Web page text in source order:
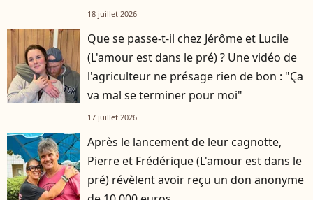
18 juillet 2026
Que se passe-t-il chez Jérôme et Lucile
(L'amour est dans le pré) ? Une vidéo de
l'agriculteur ne présage rien de bon : "Ça
va mal se terminer pour moi"
17 juillet 2026
Après le lancement de leur cagnotte,
Pierre et Frédérique (L'amour est dans le
pré) révèlent avoir reçu un don anonyme